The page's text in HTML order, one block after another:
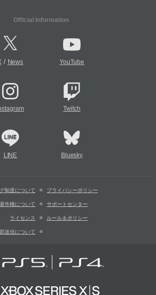
Official Information
/ News YouTube
Twitch
LINE Bluesky
制度について プライバシーポリシー
著作権について サポートセンター
ライセンス ルール＆ポリシー
送信について